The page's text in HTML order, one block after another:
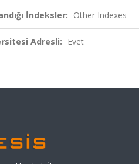
İndeksler: Other Indexes
Adresli: Evet